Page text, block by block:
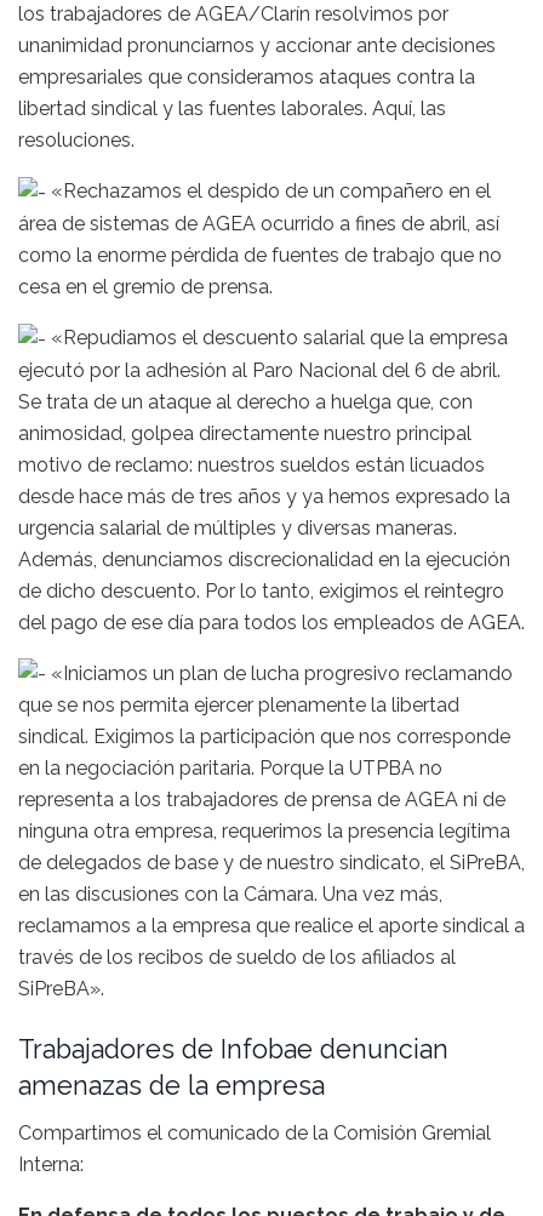
los trabajadores de AGEA/Clarín resolvimos por
unanimidad pronunciarnos y accionar ante decisiones
empresariales que consideramos ataques contra la
libertad sindical y las fuentes laborales. Aquí, las
resoluciones.
«Rechazamos el despido de un compañero en el
área de sistemas de AGEA ocurrido a fines de abril, así
como la enorme pérdida de fuentes de trabajo que no
cesa en el gremio de prensa.
«Repudiamos el descuento salarial que la empresa
ejecutó por la adhesión al Paro Nacional del 6 de abril.
Se trata de un ataque al derecho a huelga que, con
animosidad, golpea directamente nuestro principal
motivo de reclamo: nuestros sueldos están licuados
desde hace más de tres años y ya hemos expresado la
urgencia salarial de múltiples y diversas maneras.
Además, denunciamos discrecionalidad en la ejecución
de dicho descuento. Por lo tanto, exigimos el reintegro
del pago de ese día para todos los empleados de AGEA.
«Iniciamos un plan de lucha progresivo reclamando
que se nos permita ejercer plenamente la libertad
sindical. Exigimos la participación que nos corresponde
en la negociación paritaria. Porque la UTPBA no
representa a los trabajadores de prensa de AGEA ni de
ninguna otra empresa, requerimos la presencia legítima
de delegados de base y de nuestro sindicato, el SiPreBA,
en las discusiones con la Cámara. Una vez más,
reclamamos a la empresa que realice el aporte sindical a
través de los recibos de sueldo de los afiliados al
SiPreBA».
Trabajadores de Infobae denuncian
amenazas de la empresa
Compartimos el comunicado de la Comisión Gremial
Interna: